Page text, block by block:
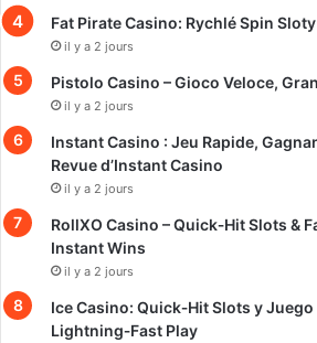
Fat Pirate Casino: Rychlé Spin
il y a 2 jours
Pistolo Casino – Gioco Veloce,
il y a 2 jours
Instant Casino : Jeu Rapide,
Revue d’Instant Casino
il y a 2 jours
RollXO Casino – Quick‑Hit Slots &
Instant Wins
il y a 2 jours
Ice Casino: Quick‑Hit Slots y
Lightning‑Fast Play